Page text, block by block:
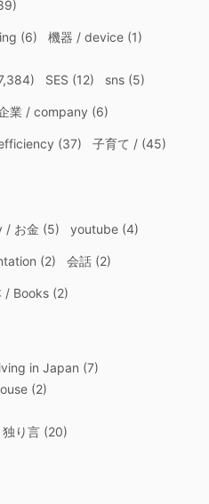
(6) 機器 / device(1)
SES (12) sns(5)
業 / company (6)
(37)
子育て /(45)
/ お金 (5) youtube(4)
(2) 会話(2)
/ Books(2)
in Japan (7)
(2)
独り言(20)